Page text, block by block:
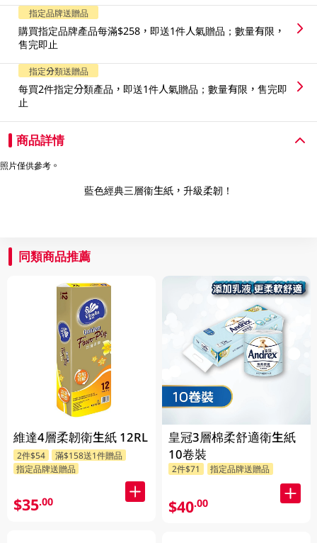
指定品牌送贈品
購買指定品牌產品每滿$258，即送1件人氣贈品；數量有限，
售完即止
指定分類送贈品
每買2件指定分類產品，即送1件人氣贈品；數量有限，售完即
止
商品詳情
照片僅供參考。
藍色經典三層衞生紙，升級柔韌！
同類商品推薦
維達4層柔韌衛生紙 12RL
2件$54
滿$158送1件贈品
指定品牌送贈品
$35.00
皇冠3層棉柔舒適衛生紙
10卷裝
2件$71 指定品牌送贈品
$40.00